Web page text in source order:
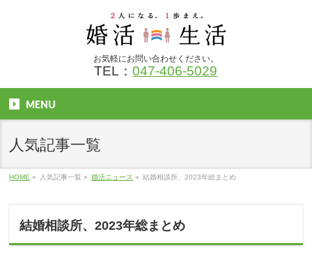
お気軽にお問い合わせください。
TEL：047-406-5029
MENU
人気記事一覧
HOME » 人気記事一覧 » 婚活ニュース » 結婚相談所、2023年総まとめ
結婚相談所、2023年総まとめ